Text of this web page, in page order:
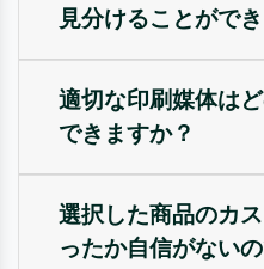
見分けることがで
適切な印刷媒体は
できますか？
選択した商品のカ
ったか自信がないの